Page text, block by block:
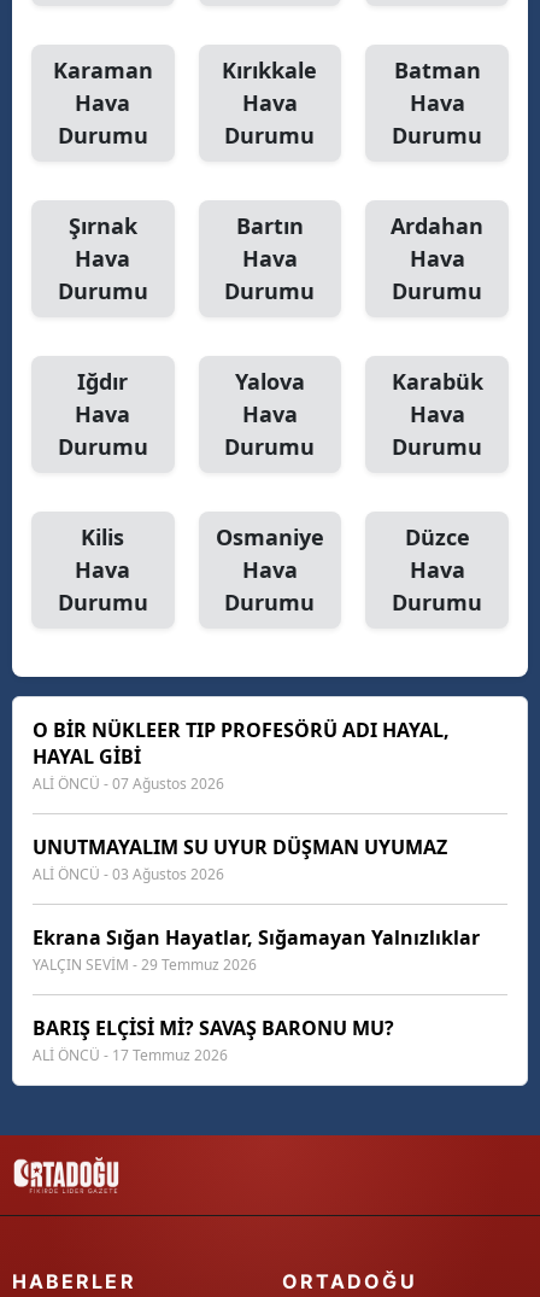
Karaman
Hava
Durumu
Kırıkkale
Hava
Durumu
Batman
Hava
Durumu
Şırnak
Hava
Durumu
Bartın
Hava
Durumu
Ardahan
Hava
Durumu
Iğdır
Hava
Durumu
Yalova
Hava
Durumu
Karabük
Hava
Durumu
Kilis
Hava
Durumu
Osmaniye
Hava
Durumu
Düzce
Hava
Durumu
O BİR NÜKLEER TIP PROFESÖRÜ ADI HAYAL,
HAYAL GİBİ
ALİ ÖNCÜ - 07 Ağustos 2026
UNUTMAYALIM SU UYUR DÜŞMAN UYUMAZ
ALİ ÖNCÜ - 03 Ağustos 2026
Ekrana Sığan Hayatlar, Sığamayan Yalnızlıklar
YALÇIN SEVİM - 29 Temmuz 2026
BARIŞ ELÇİSİ Mİ? SAVAŞ BARONU MU?
ALİ ÖNCÜ - 17 Temmuz 2026
HABERLER
ORTADOĞU